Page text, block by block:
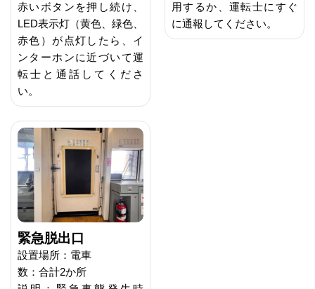
赤いボタンを押し続け、
LED表示灯（黄色、緑色、
赤色）が点灯したら、イ
ンターホンに近づいて運
転士と通話してくださ
い。
用するか、運転士にすぐ
に通報してください。
緊急脱出口
設置場所：電車
数：合計2か所